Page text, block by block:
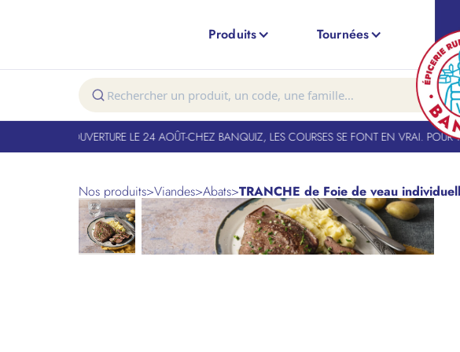
Produits Tournées
FERMÉ. RÉOUVERTURE LE 24 AOÛT-CHEZ BANQUIZ, LES COURSES SE FONT EN VRAI. POUR
Nos produits>Viandes>Abats>TRANCHE de Foie de veau